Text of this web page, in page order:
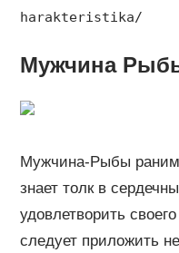
harakteristika/
Мужчина
Мужчина-Рыбы
знает толк в
удовлетворить
следует приложить